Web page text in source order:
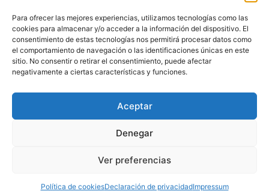
Para ofrecer las mejores experiencias, utilizamos tecnologías como las
cookies para almacenar y/o acceder a la información del dispositivo. El
consentimiento de estas tecnologías nos permitirá procesar datos como
el comportamiento de navegación o las identificaciones únicas en este
sitio. No consentir o retirar el consentimiento, puede afectar
negativamente a ciertas características y funciones.
Aceptar
Denegar
Ver preferencias
Política de cookiesDeclaración de privacidadImpressum
puede interponer una reclamación ante la Agencia Española de
Protección de Datos(www.aepd.es)
Información Adicional:Tiene a su disposición información ampliada en
nuestra
Política de Privacidad
Todos los derechos reservados © 2025